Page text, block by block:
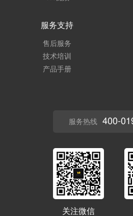
服务支持
售后服务
技术培训
产品手册
服务热线 400-
关注微信